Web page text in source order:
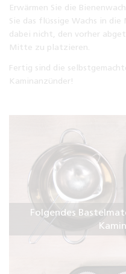
Erwärmen Sie die
Sie das flüssige Wachs in
dabei nicht, den vorher
Mitte zu platzieren.
Fertig sind die
Kaminanzünder!
Folgendes